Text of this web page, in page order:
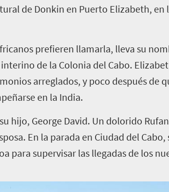
de Donkin en Puerto Elizabeth,
prefieren llamarla, lleva su
de la Colonia del Cabo.
arreglados, y poco después de
en la India.
hijo, George David. Un dolorido
En la parada en Ciudad del
para supervisar las llegadas de los